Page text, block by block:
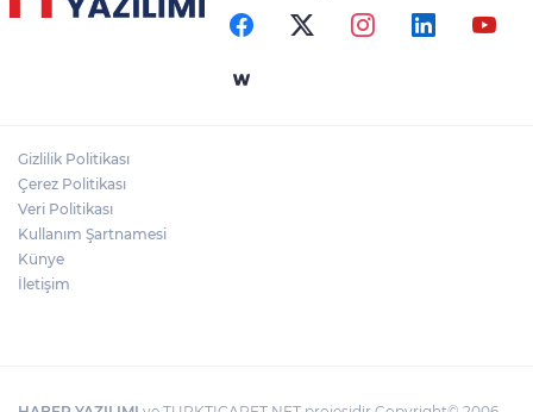
Gizlilik Politikası
Çerez Politikası
Veri Politikası
Kullanım Şartnamesi
Künye
İletişim